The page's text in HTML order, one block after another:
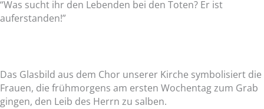
“Was sucht ihr den Lebenden bei den Toten? Er ist
auferstanden!”
Das Glasbild aus dem Chor unserer Kirche symbolisiert die
Frauen, die frühmorgens am ersten Wochentag zum Grab
gingen, den Leib des Herrn zu salben.